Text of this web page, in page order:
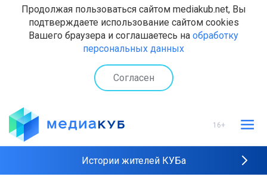
Продолжая пользоваться сайтом mediakub.net, Вы
подтверждаете использование сайтом cookies
Вашего браузера и соглашаетесь на обработку
персональных данных
Согласен
16+
Истории жителей КУБа